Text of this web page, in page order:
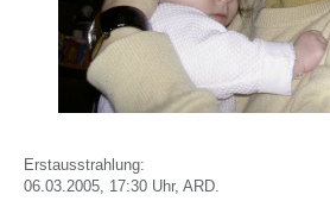
Erstausstrahlung:
06.03.2005, 17:30 Uhr, ARD.